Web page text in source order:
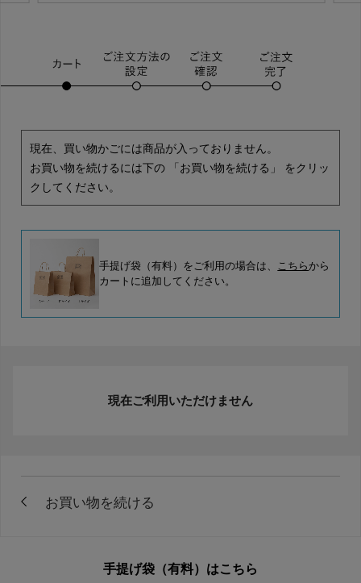
現在、買い物かごには商品が入っておりません。
お買い物を続けるには下の 「お買い物を続ける」 をクリッ
クしてください。
手提げ袋（有料）をご利用の場合は、 こちらから
カートに追加してください。
現在ご利用いただけません
手提げ袋（有料）はこちら